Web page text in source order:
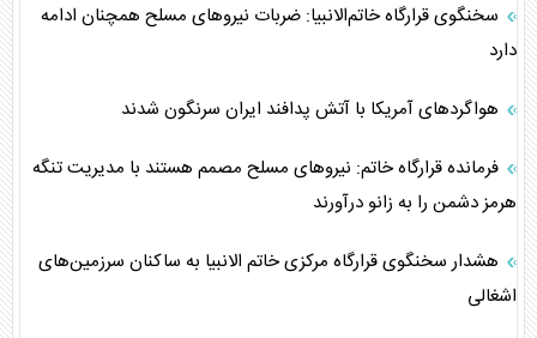
سخنگوی قرارگاه خاتم‌الانبیا: ضربات نیرو‌های مسلح همچنان ادامه
دارد
هواگرد‌های آمریکا با آتش پدافند ایران سرنگون شدند
فرمانده قرارگاه خاتم: نیرو‌های مسلح مصمم هستند با مدیریت تنگه
هرمز دشمن را به زانو درآورند
هشدار سخنگوی قرارگاه مرکزی خاتم الانبیا به ساکنان سرزمین‌های
اشغالی